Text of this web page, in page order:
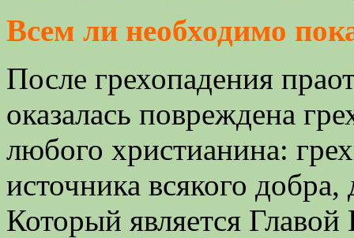
Всем ли необходимо
После грехопадения
оказалась повреждена
любого христианина:
источника всякого
Который является Главой